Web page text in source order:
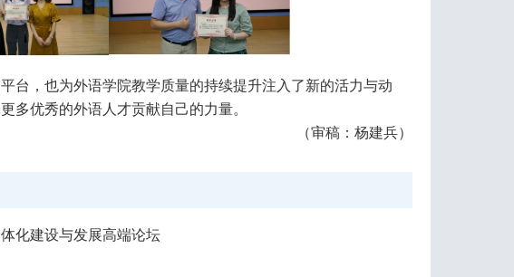
台，也为外语学院教学质量的持续提升注入了新的活力与动
多优秀的外语人才贡献自己的力量。
（审稿：杨建兵）
化建设与发展高端论坛